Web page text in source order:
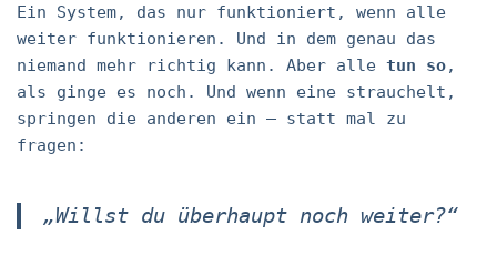
Ein System, das nur funktioniert, wenn alle
weiter funktionieren. Und in dem genau das
niemand mehr richtig kann. Aber alle tun so,
als ginge es noch. Und wenn eine strauchelt,
springen die anderen ein – statt mal zu
fragen:
„Willst du überhaupt noch weiter?“